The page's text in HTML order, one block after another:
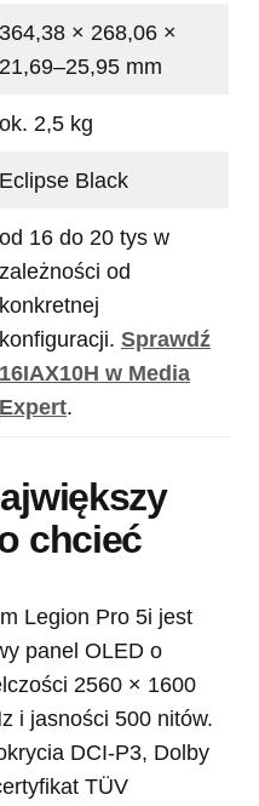
364,38 × 268,06 ×
21,69–25,95 mm
ok. 2,5 kg
Eclipse Black
od 16 do 20 tys w
zależności od
konkretnej
konfiguracji. Sprawdź
16IAX10H w Media
Expert.
chcieć
Legion Pro 5i jest
panel OLED o
2560 × 1600
i jasności 500 nitów.
DCI-P3, Dolby
TÜV